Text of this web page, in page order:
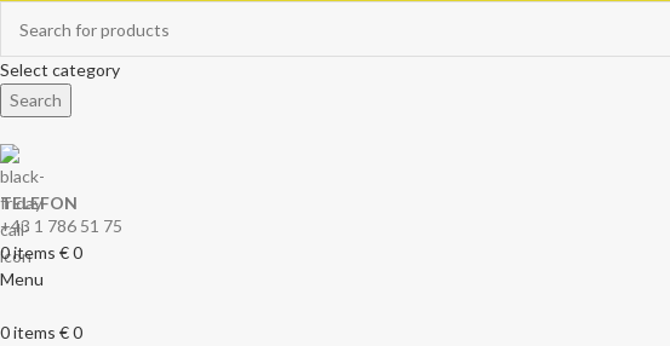
Select category
Search
TELEFON
+43 1 786 51 75
0items €0
Menu
0items €0